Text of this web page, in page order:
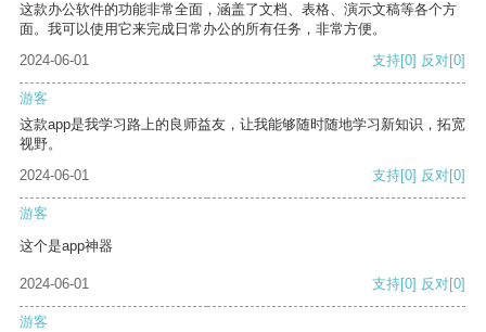
这款办公软件的功能非常全面，涵盖了文档、表格、演示文稿等各个方
面。我可以使用它来完成日常办公的所有任务，非常方便。
2024-06-01
支持[0] 反对[0]
游客
这款app是我学习路上的良师益友，让我能够随时随地学习新知识，拓宽
视野。
2024-06-01
支持[0] 反对[0]
游客
这个是app神器
2024-06-01 支持[0] 反对[0]
游客